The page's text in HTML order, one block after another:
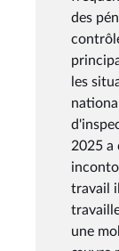
des
les
2025 a
travail
une